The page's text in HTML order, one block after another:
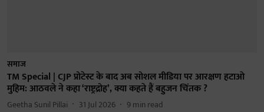
समाज
TM Special | CJP प्रोटेस्ट के बाद अब सोशल मीडिया पर आरक्षण हटाओ
मुहिम: आठवले ने कहा ‘राष्ट्रद्रोह’, क्या कहते हैं बहुजन चिंतक ?
Geetha Sunil Pillai 31 Jul 2026 9min read